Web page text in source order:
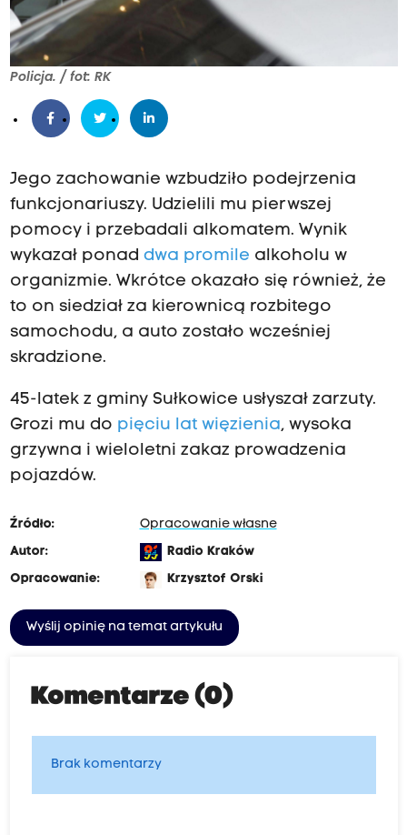
Policja. / fot: RK
Jego zachowanie wzbudziło podejrzenia
funkcjonariuszy. Udzielili mu pierwszej
pomocy i przebadali alkomatem. Wynik
wykazał ponad dwa promile alkoholu w
organizmie. Wkrótce okazało się również, że
to on siedział za kierownicą rozbitego
samochodu, a auto zostało wcześniej
skradzione.
45-latek z gminy Sułkowice usłyszał zarzuty.
Grozi mu do pięciu lat więzienia, wysoka
grzywna i wieloletni zakaz prowadzenia
pojazdów.
Źródło:
Opracowanie własne
Autor:
Radio Kraków
Opracowanie:
Krzysztof Orski
Wyślij opinię na temat artykułu
Komentarze (0)
Brak komentarzy